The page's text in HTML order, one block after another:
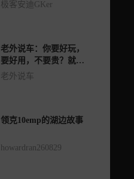
极客安迪GKer
老外说车：你要好玩，
要好用，不要贵？就是
高尔夫GTImk7
老外说车
领克10emp的湖边故事
howardran260829